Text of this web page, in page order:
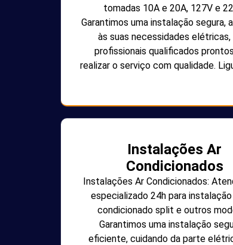
tomadas 10A e 20A, 127V e
Garantimos uma instalação segura,
às suas necessidades
profissionais qualificados
realizar o serviço com qualidade.
Instalações Ar
Condicionados
Instalações Ar Condicionados:
especializado 24h para
condicionado split e outros
Garantimos uma instalação
eficiente, cuidando da parte